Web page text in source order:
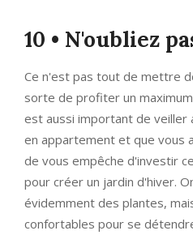
10 • N'oubliez
Ce n'est pas tout de mettre
sorte de profiter un
est aussi important de veiller
en appartement et que vous
de vous empêche d'investir
pour créer un jardin d'hiver.
évidemment des plantes,
confortables pour se